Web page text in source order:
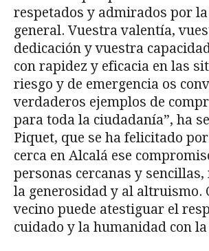
respetados y admirados por la
general. Vuestra valentía,
dedicación y vuestra
con rapidez y eficacia en las
riesgo y de emergencia os
verdaderos ejemplos de
para toda la ciudadanía”, ha
Piquet, que se ha felicitado
cerca en Alcalá ese
personas cercanas y sencillas,
la generosidad y al altruismo.
vecino puede atestiguar el
cuidado y la humanidad con la